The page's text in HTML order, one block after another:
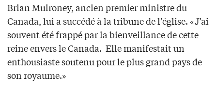
Brian Mulroney, ancien premier ministre du
Canada, lui a succédé à la tribune de l’église. «J’ai
souvent été frappé par la bienveillance de cette
reine envers le Canada. Elle manifestait un
enthousiaste soutenu pour le plus grand pays de
son royaume.»